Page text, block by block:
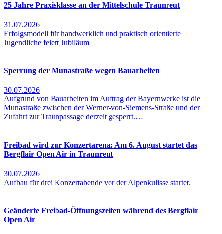
25 Jahre Praxisklasse an der Mittelschule Traunreut
31.07.2026
Erfolgsmodell für handwerklich und praktisch orientierte
Jugendliche feiert Jubiläum
Sperrung der Munastraße wegen Bauarbeiten
30.07.2026
Aufgrund von Bauarbeiten im Auftrag der Bayernwerke ist die
Munastraße zwischen der Werner-von-Siemens-Straße und der
Zufahrt zur Traunpassage derzeit gesperrt.…
Freibad wird zur Konzertarena: Am 6. August startet das
Bergflair Open Air in Traunreut
30.07.2026
Aufbau für drei Konzertabende vor der Alpenkulisse startet.
Geänderte Freibad-Öffnungszeiten während des Bergflair
Open Air